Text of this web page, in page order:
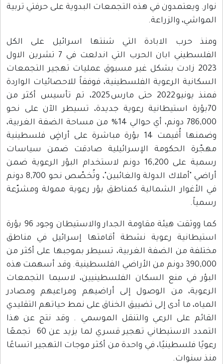
في هذه التجمعات البدوية على حرفتي تربية
والزراعة.
الابادة التي شنتها اسرائيل على الكل
الفلسطيني ابان الحرب التي اندلعت في 7 تشرين الاول
زادت بشكل غير مسبوق عمليات تهجير التجمعات
الرعوية الفلسطينية، فوفقاً للاحصائيات الواردة
فمنذ يونيو 2022 حتى مارس 2025، تم تأسيس أكثر من
استيطانية رعوية جديدة، تسيطر الآن على نحو
786,000 دونم، أي حوالي 14% من مساحة الضفة الغربية،
وضمنها أُقيمت 14 بؤرة مباشرة على أراضٍ فلسطينية
الحكومة الإسرائيلية صادقت ضمن سياسات
رسمية على 16,200 دونم لاستخدام البؤر الرعوية ضمن
أراضي "أملاك الدولة والغائبين"، وتُخصّص نحو 8,700 دونم
الشمالية كمناطق بؤر رعوية ممولة ومشرّعة
كما ووثقت هيئة مقاومة الجدار والاستيطان وجود 96 بؤرة
رعوية نشطة أقامتها إسرائيل في مناطق
من الضفة الغربية، تسيطر بموجبها على أكثر من
390,000 دونم من الأراضي الفلسطينية. وقد أسهمت هذه
منع السكان الفلسطينيين، لاسيما التجمعات
من الوصول إلى أراضيهم ومراعيهم ومصادر
ما أدى إلى تضييق الخناق على نمط حياتهم التقليدي
على الرعي والتنقل الموسمي . وقد نتج عن هذا
التمدد الاستيطاني تهجير قسري لما يزيد عن 60 تجمعًا
في واحدة من أكثر موجات التهجير اتساعًا